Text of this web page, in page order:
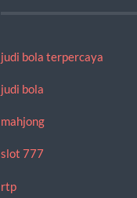
judi bola terpercaya
judi bola
mahjong
slot 777
rtp